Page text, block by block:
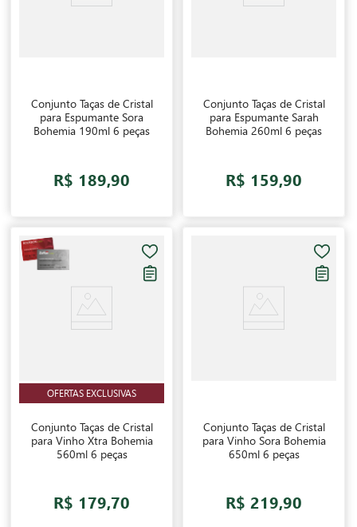
Conjunto Taças de Cristal
para Espumante Sora
Bohemia 190ml 6 peças
R$ 189,90
Conjunto Taças de Cristal
para Espumante Sarah
Bohemia 260ml 6 peças
R$ 159,90
OFERTAS EXCLUSIVAS
Conjunto Taças de Cristal
para Vinho Xtra Bohemia
560ml 6 peças
R$ 179,70
Conjunto Taças de Cristal
para Vinho Sora Bohemia
650ml 6 peças
R$ 219,90